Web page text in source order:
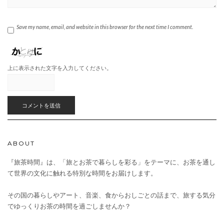
Save my name, email, and website in this browser for the next time I comment.
上に表示された文字を入力してください。
ABOUT
『旅茶時間』は、「旅とお茶で暮らしを彩る」をテーマに、お茶を通し
て世界の文化に触れる特別な時間をお届けします。
その国の暮らしやアート、音楽、食からおしごとの話まで、旅する気分
でゆっくりお茶の時間を過ごしませんか？